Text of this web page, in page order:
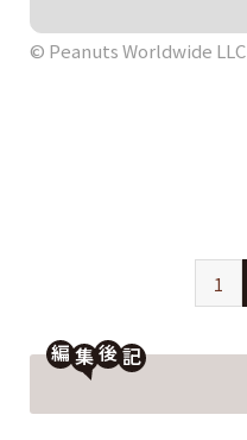
© Peanuts Worldwide LLC
1
編 後